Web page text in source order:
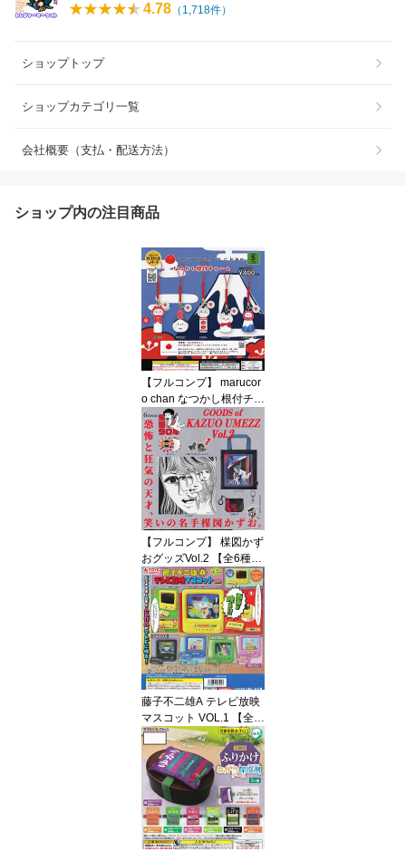
4.78 （ 1,718件）
ショップトップ
ショップカテゴリ一覧
会社概要（支払・配送方法）
ショップ内の注目商品
【フルコンプ】 marucor
o chan なつかし根付チャ
ーム 【全5種セット】 ベ
ネリック マルコロチャン
動物 猫グッズ フィギュ
ア ガチャガチャ カプセ
ルトイ 即納 在庫品 送料
無料 追跡あり
【フルコンプ】 楳図かず
おグッズVol.2 【全6種セ
ット】 ケンエレファント
GOODS of KAZUO UME
ZZ 第二弾 生誕90周年グ
ッズ ガチャガチャ カプ
セルトイ 即納 在庫品 送
料無料 追跡あり
藤子不二雄A テレビ放映
マスコット VOL.1 【全5
種フルコンプセット】 ト
イズスピリッツ テレビデ
オ グッズ フィギュア ガ
チャガチャ カプセルトイ
即納 在庫品 送料無料 追
跡あり